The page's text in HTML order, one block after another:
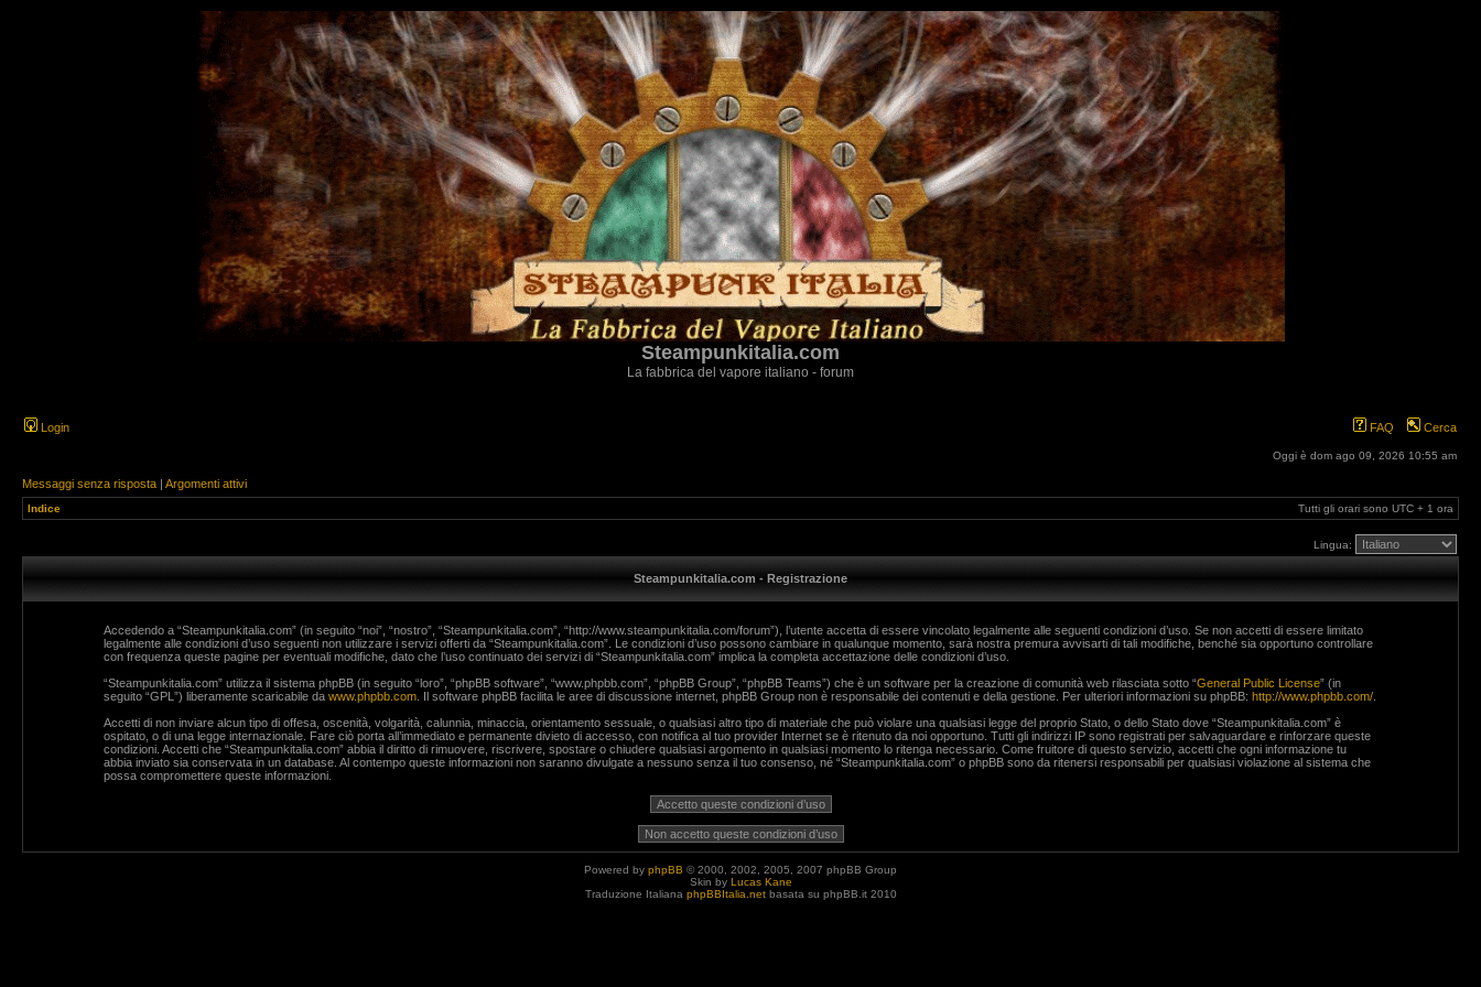
Steampunkitalia.com
La fabbrica del vapore italiano - forum
Login FAQ Cerca
Oggi è dom ago 09, 2026 10:55 am
Messaggi senza risposta | Argomenti attivi
Indice Tutti gli orari sono UTC + 1 ora
Lingua:
Steampunkitalia.com - Registrazione
Accedendo a “Steampunkitalia.com” (in seguito “noi”, “nostro”, “Steampunkitalia.com”, “http://www.steampunkitalia.com/forum”), l’utente accetta di essere vincolato legalmente alle seguenti condizioni d’uso. Se non accetti di essere limitato
legalmente alle condizioni d’uso seguenti non utilizzare i servizi offerti da “Steampunkitalia.com”. Le condizioni d’uso possono cambiare in qualunque momento, sarà nostra premura avvisarti di tali modifiche, benché sia opportuno controllare
con frequenza queste pagine per eventuali modifiche, dato che l’uso continuato dei servizi di “Steampunkitalia.com” implica la completa accettazione delle condizioni d’uso.
“Steampunkitalia.com” utilizza il sistema phpBB (in seguito “loro”, “phpBB software”, “www.phpbb.com”, “phpBB Group”, “phpBB Teams”) che è un software per la creazione di comunità web rilasciata sotto “General Public License” (in
seguito “GPL”) liberamente scaricabile da www.phpbb.com . Il software phpBB facilita le aree di discussione internet, phpBB Group non è responsabile dei contenuti e della gestione. Per ulteriori informazioni su phpBB: http://www.phpbb.com/
Accetti di non inviare alcun tipo di offesa, oscenità, volgarità, calunnia, minaccia, orientamento sessuale, o qualsiasi altro tipo di materiale che può violare una qualsiasi legge del proprio Stato, o dello Stato dove “Steampunkitalia.com” è
ospitato, o di una legge internazionale. Fare ciò porta all’immediato e permanente divieto di accesso, con notifica al tuo provider Internet se è ritenuto da noi opportuno. Tutti gli indirizzi IP sono registrati per salvaguardare e rinforzare queste
condizioni. Accetti che “Steampunkitalia.com” abbia il diritto di rimuovere, riscrivere, spostare o chiudere qualsiasi argomento in qualsiasi momento lo ritenga necessario. Come fruitore di questo servizio, accetti che ogni informazione tu
abbia inviato sia conservata in un database. Al contempo queste informazioni non saranno divulgate a nessuno senza il tuo consenso, né “Steampunkitalia.com” o phpBB sono da ritenersi responsabili per qualsiasi violazione al sistema che
possa compromettere queste informazioni.
Powered by phpBB © 2000, 2002, 2005, 2007 phpBB Group
Skin by Lucas Kane
Traduzione Italiana phpBBItalia.netbasata su phpBB.it 2010